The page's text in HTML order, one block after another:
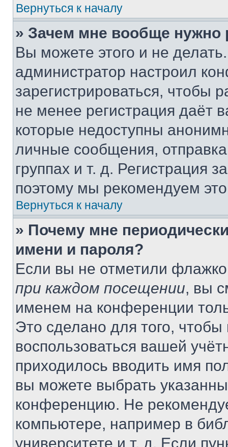
Вернуться к началу
» Зачем мне вообще нужно
Вы можете этого и не
администратор настроил
зарегистрироваться, чтобы
не менее регистрация даёт
которые недоступны
личные сообщения,
группах и т. д. Регистрация
поэтому мы рекомендуем
Вернуться к началу
» Почему мне
имени и пароля?
Если вы не отметили
при каждом посещении, вы
именем на конференции
Это сделано для того, чтобы
воспользоваться вашей
приходилось вводить имя
вы можете выбрать
конференцию. Не
компьютере, например в
университете и т. д. Если